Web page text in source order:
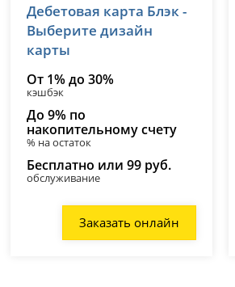
лицензия № 2673
Дебетовая карта Блэк -
Выберите дизайн
карты
От 1% до 30%
кэшбэк
До 9% по
накопительному счету
% на остаток
Бесплатно или 99 руб.
обслуживание
Заказать онлайн